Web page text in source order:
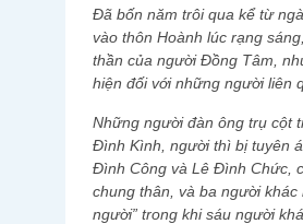
Đã bốn năm trôi qua kể từ
vào thôn Hoành lúc rạng
thần của người Đồng Tâm,
hiện đối với những người liên
Những người đàn ông trụ cột
Đình Kình, người thì bị tuyên
Đình Công và Lê Đình Chức,
chung thân, và ba người
người” trong khi sáu người